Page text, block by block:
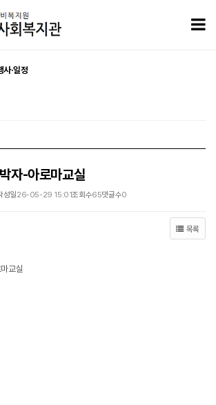
사·일정
자-아로마교실
성일26-05-29 15:01조회수65댓글수0
목록
교실